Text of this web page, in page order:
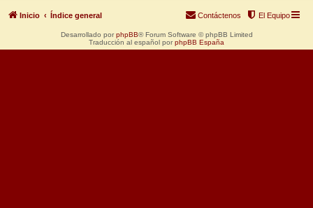
Inicio Índice general El Equipo
Contáctenos
Desarrollado por phpBB® Forum Software © phpBB Limited
Traducción al español por phpBB España